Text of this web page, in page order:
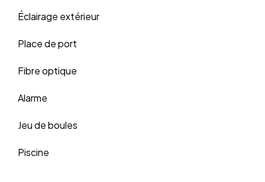
Éclairage extérieur
Place de port
Fibre optique
Alarme
Jeu de boules
Piscine